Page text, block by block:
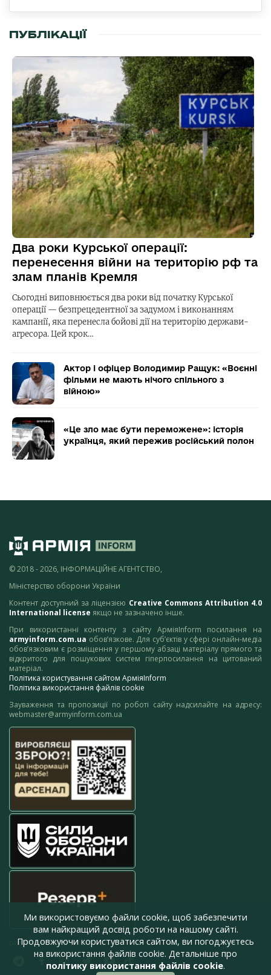
ПУБЛІКАЦІЇ
Два роки Курської операції:
перенесення війни на територію рф та
злам планів Кремля
Сьогодні виповнюється два роки від початку Курської
операції — безпрецедентної за задумом і виконанням
кампанії, яка перенесла бойові дії на територію держави-
агресора. Цей крок…
Актор і офіцер Володимир Ращук: «Воєнні
фільми не мають нічого спільного з
війною»
«Це зло має бути переможене»: історія
українця, який пережив російський полон
© 2018 - 2026, ІНФОРМАЦІЙНЕ АГЕНТСТВО,
Міністерство оборони України
Контент доступний за ліцензією Creative Commons Attribution 4.0
International license якщо не зазначено інше.
При використанні контенту з сайту АрміяInform посилання на
armyinform.com.ua обов’язкове. Для суб’єктів у сфері онлайн-медіа
обов’язковим є розміщення у першому абзаці матеріалу прямого та
відкритого для пошукових систем гіперпосилання на цитований
матеріал.
Політика користування сайтом АрміяInform
Політика використання файлів cookie
Зауваження та пропозиції по роботі сайту надсилайте на адресу:
webmaster@armyinform.com.ua
press@armyinform.com.ua
Ми використовуємо файли cookie, щоб забезпечити
вам найкращий досвід роботи на нашому сайті.
Продовжуючи користуватися сайтом, ви погоджуєтесь
на використання файлів cookie. Детальніше про
політику використання файлів cookie.